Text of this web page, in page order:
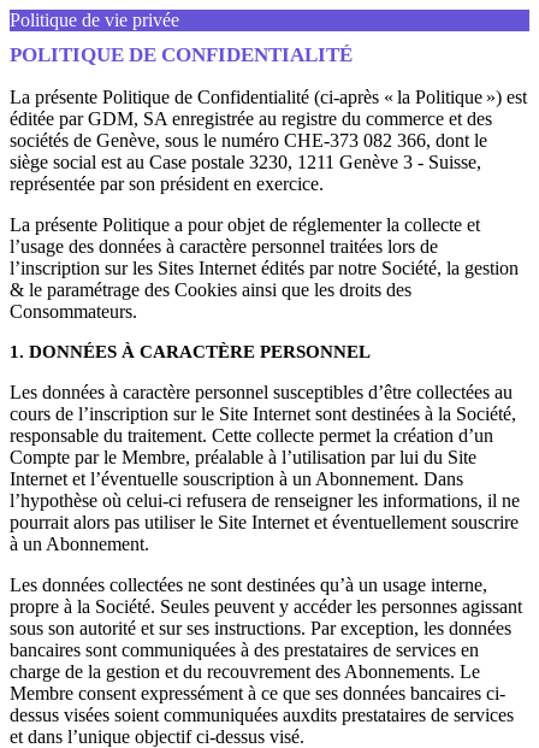
Politique de vie privée
POLITIQUE DE CONFIDENTIALITÉ
La présente Politique de Confidentialité (ci-après « la Politique ») est
éditée par GDM, SA enregistrée au registre du commerce et des
sociétés de Genève, sous le numéro CHE-373 082 366, dont le
siège social est au Case postale 3230, 1211 Genève 3 - Suisse,
représentée par son président en exercice.
La présente Politique a pour objet de réglementer la collecte et
l’usage des données à caractère personnel traitées lors de
l’inscription sur les Sites Internet édités par notre Société, la gestion
& le paramétrage des Cookies ainsi que les droits des
Consommateurs.
1. DONNÉES À CARACTÈRE PERSONNEL
Les données à caractère personnel susceptibles d’être collectées au
cours de l’inscription sur le Site Internet sont destinées à la Société,
responsable du traitement. Cette collecte permet la création d’un
Compte par le Membre, préalable à l’utilisation par lui du Site
Internet et l’éventuelle souscription à un Abonnement. Dans
l’hypothèse où celui-ci refusera de renseigner les informations, il ne
pourrait alors pas utiliser le Site Internet et éventuellement souscrire
à un Abonnement.
Les données collectées ne sont destinées qu’à un usage interne,
propre à la Société. Seules peuvent y accéder les personnes agissant
sous son autorité et sur ses instructions. Par exception, les données
bancaires sont communiquées à des prestataires de services en
charge de la gestion et du recouvrement des Abonnements. Le
Membre consent expressément à ce que ses données bancaires ci-
dessus visées soient communiquées auxdits prestataires de services
et dans l’unique objectif ci-dessus visé.